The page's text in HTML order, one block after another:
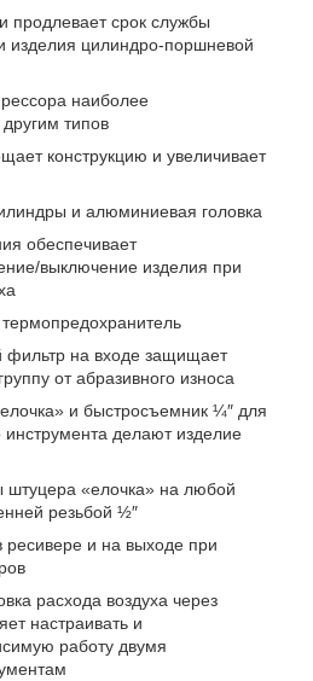
продлевает срок службы
изделия цилиндро-поршневой
наиболее
типов
конструкцию и увеличивает
и алюминиевая головка
обеспечивает
выключение изделия при
на входе защищает
от абразивного износа
и быстросъемник ¼″ для
делают изделие
штуцера «елочка» на любой
резьбой ½″
ресивере и на выходе при
расхода воздуха через
настраивать и
работу двумя